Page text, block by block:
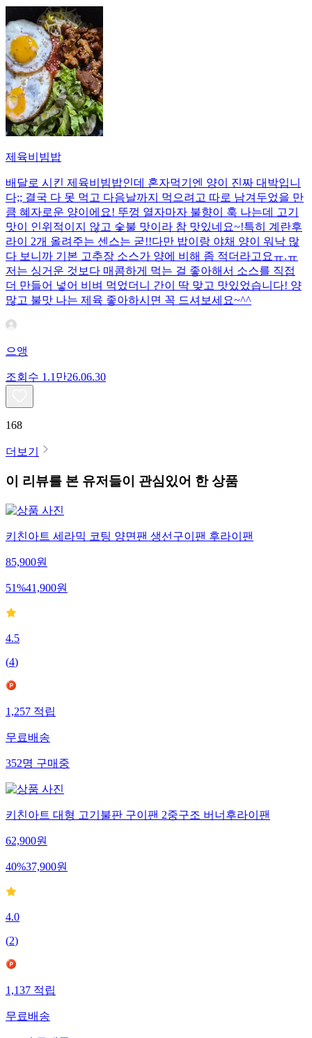
제육비빔밥
배달로 시킨 제육비빔밥인데 혼자먹기엔 양이 진짜 대박입니
다;; 결국 다 못 먹고 다음날까지 먹으려고 따로 남겨두었을 만
큼 혜자로운 양이에요! 뚜껑 열자마자 불향이 훅 나는데 고기
맛이 인위적이지 않고 숯불 맛이라 참 맛있네요~!특히 계란후
라이 2개 올려주는 센스는 굳!! ​다만 밥이랑 야채 양이 워낙 많
다 보니까 기본 고추장 소스가 양에 비해 좀 적더라고요ㅠ.ㅠ
저는 싱거운 것보다 매콤하게 먹는 걸 좋아해서 소스를 직접
더 만들어 넣어 비벼 먹었더니 간이 딱 맞고 맛있었습니다! 양
많고 불맛 나는 제육 좋아하시면 꼭 드셔보세요~^^
으앵
조회수 1.1만26.06.30
168
더보기
이 리뷰를 본 유저들이 관심있어 한 상품
키친아트 세라믹 코팅 양면팬 생선구이팬 후라이팬
85,900원
51%41,900원
4.5
(4)
1,257 적립
무료배송
352명 구매중
키친아트 대형 고기불판 구이팬 2중구조 버너후라이팬
62,900원
40%37,900원
4.0
(2)
1,137 적립
무료배송